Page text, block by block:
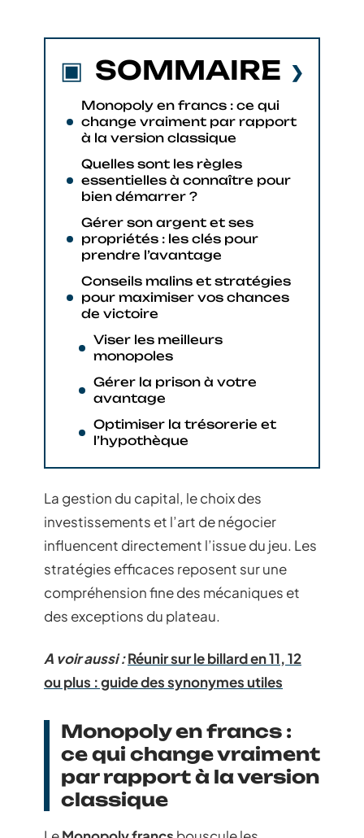
SOMMAIRE
Monopoly en francs : ce qui
change vraiment par rapport
à la version classique
Quelles sont les règles
essentielles à connaître pour
bien démarrer ?
Gérer son argent et ses
propriétés : les clés pour
prendre l’avantage
Conseils malins et stratégies
pour maximiser vos chances
de victoire
Viser les meilleurs
monopoles
Gérer la prison à votre
avantage
Optimiser la trésorerie et
l’hypothèque
La gestion du capital, le choix des
investissements et l’art de négocier
influencent directement l’issue du jeu. Les
stratégies efficaces reposent sur une
compréhension fine des mécaniques et
des exceptions du plateau.
A voir aussi :Réunir sur le billard en 11, 12
ou plus : guide des synonymes utiles
Monopoly en francs :
ce qui change vraiment
par rapport à la version
classique